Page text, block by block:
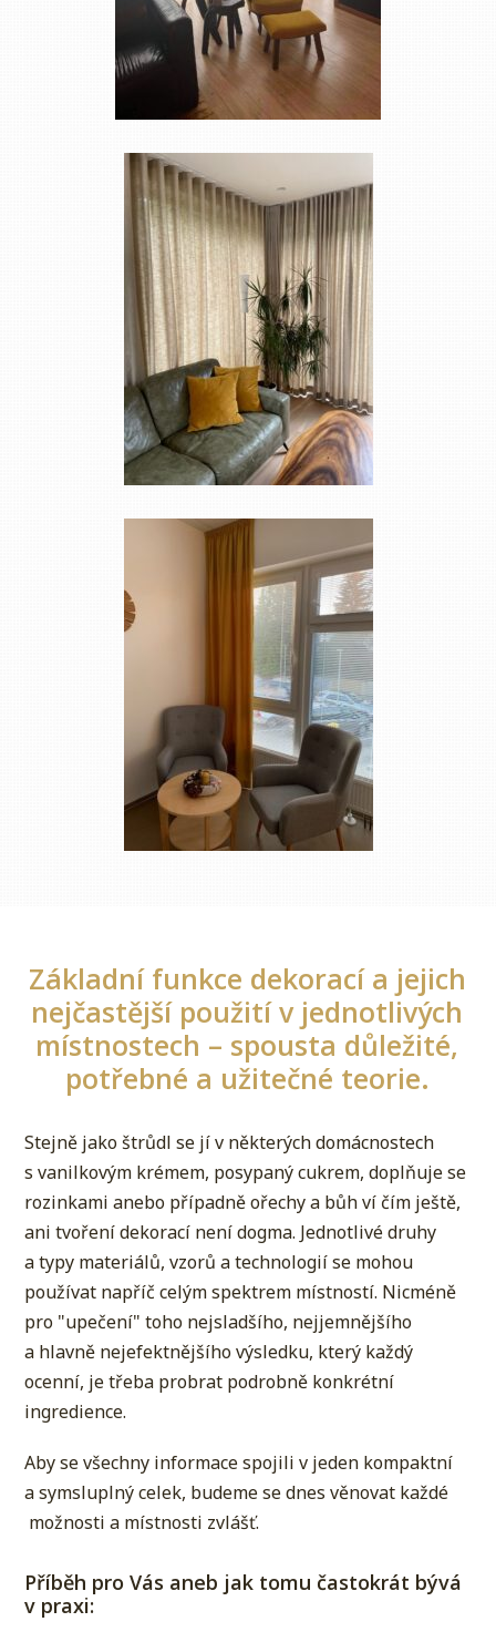
Základní funkce dekorací a jejich
nejčastější použití v jednotlivých
místnostech – spousta důležité,
potřebné a užitečné teorie.
Stejně jako štrůdl se jí v některých domácnostech
s vanilkovým krémem, posypaný cukrem, doplňuje se
rozinkami anebo případně ořechy a bůh ví čím ještě,
ani tvoření dekorací není dogma. Jednotlivé druhy
a typy materiálů, vzorů a technologií se mohou
používat napříč celým spektrem místností. Nicméně
pro "upečení" toho nejsladšího, nejjemnějšího
a hlavně nejefektnějšího výsledku, který každý
ocenní, je třeba probrat podrobně konkrétní
ingredience.
Aby se všechny informace spojili v jeden kompaktní
a symsluplný celek, budeme se dnes věnovat každé
možnosti a místnosti zvlášť.
Příběh pro Vás aneb jak tomu častokrát bývá
v praxi: